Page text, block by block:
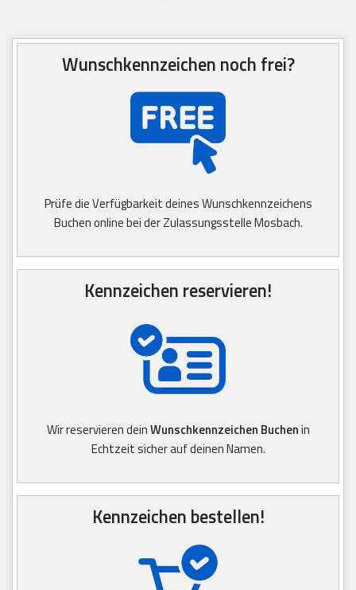
Wunschkennzeichen noch frei?
Prüfe die Verfügbarkeit deines Wunschkennzeichens
Buchen online bei der Zulassungsstelle Mosbach.
Kennzeichen reservieren!
Wir reservieren deinWunschkennzeichen Buchenin
Echtzeit sicher auf deinen Namen.
Kennzeichen bestellen!